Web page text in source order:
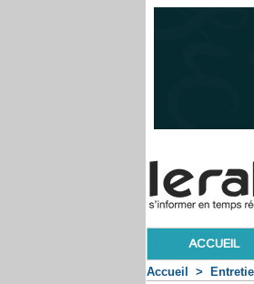
ACCUEIL
Accueil >